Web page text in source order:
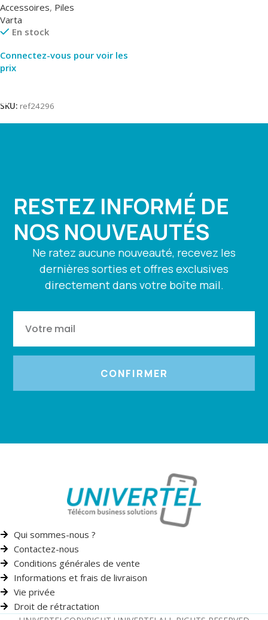
Accessoires, Piles
Varta
En stock
Connectez-vous pour voir les
prix
SKU: ref24296
RESTEZ INFORMÉ DE
NOS NOUVEAUTÉS
Ne ratez aucune nouveauté, recevez les
dernières sorties et offres exclusives
directement dans votre boîte mail.
CONFIRMER
Qui sommes-nous ?
Contactez-nous
Conditions générales de vente
Informations et frais de livraison
Vie privée
Droit de rétractation